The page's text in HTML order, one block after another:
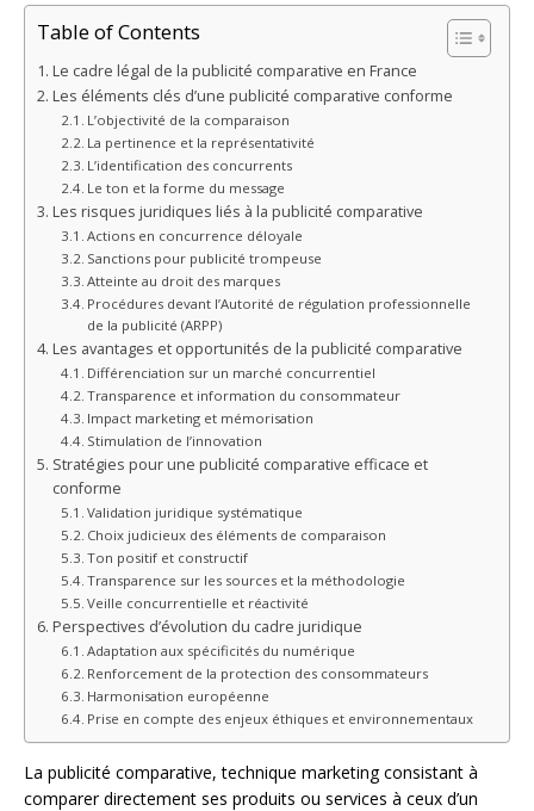
Table of Contents
Le cadre légal de la publicité comparative en France
Les éléments clés d’une publicité comparative conforme
L’objectivité de la comparaison
La pertinence et la représentativité
L’identification des concurrents
Le ton et la forme du message
Les risques juridiques liés à la publicité comparative
Actions en concurrence déloyale
Sanctions pour publicité trompeuse
Atteinte au droit des marques
Procédures devant l’Autorité de régulation professionnelle
de la publicité (ARPP)
Les avantages et opportunités de la publicité comparative
Différenciation sur un marché concurrentiel
Transparence et information du consommateur
Impact marketing et mémorisation
Stimulation de l’innovation
Stratégies pour une publicité comparative efficace et
conforme
Validation juridique systématique
Choix judicieux des éléments de comparaison
Ton positif et constructif
Transparence sur les sources et la méthodologie
Veille concurrentielle et réactivité
Perspectives d’évolution du cadre juridique
Adaptation aux spécificités du numérique
Renforcement de la protection des consommateurs
Harmonisation européenne
Prise en compte des enjeux éthiques et environnementaux
La publicité comparative, technique marketing consistant à
comparer directement ses produits ou services à ceux d’un